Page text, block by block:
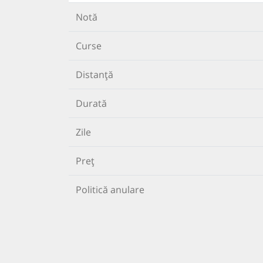
Notă
Curse
Distanță
Durată
Zile
Preț
Politică anulare